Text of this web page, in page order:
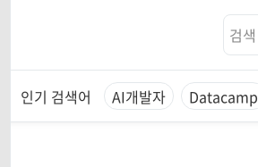
인기 검색어 AI개발자 Datacamp